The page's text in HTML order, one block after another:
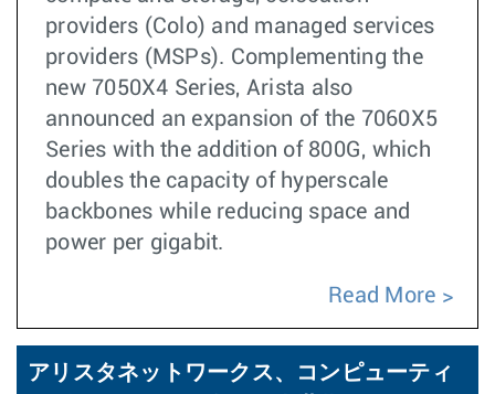
providers (Colo) and managed services
providers (MSPs). Complementing the
new 7050X4 Series, Arista also
announced an expansion of the 7060X5
Series with the addition of 800G, which
doubles the capacity of hyperscale
backbones while reducing space and
power per gigabit.
Read More
アリスタネットワークス、コンピューティ